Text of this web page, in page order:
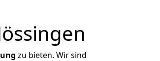
zu bieten. Wir sind